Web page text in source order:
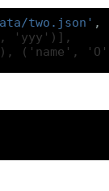
two.json' ,
'yyy')],
('name',